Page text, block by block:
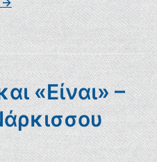
«Είναι» –